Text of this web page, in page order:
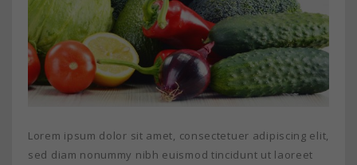
Lorem ipsum dolor sit amet, consectetuer adipiscing elit,
sed diam nonummy nibh euismod tincidunt ut laoreet